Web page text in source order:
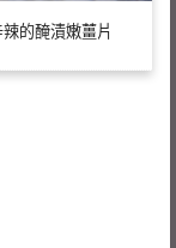
的醃漬嫩薑片